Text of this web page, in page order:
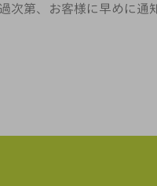
第、お客様に早めに通